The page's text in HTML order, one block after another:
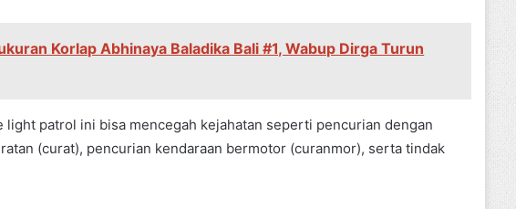
Korlap Abhinaya Baladika Bali #1, Wabup Dirga Turun
light patrol ini bisa mencegah kejahatan seperti pencurian dengan
(curat), pencurian kendaraan bermotor (curanmor), serta tindak